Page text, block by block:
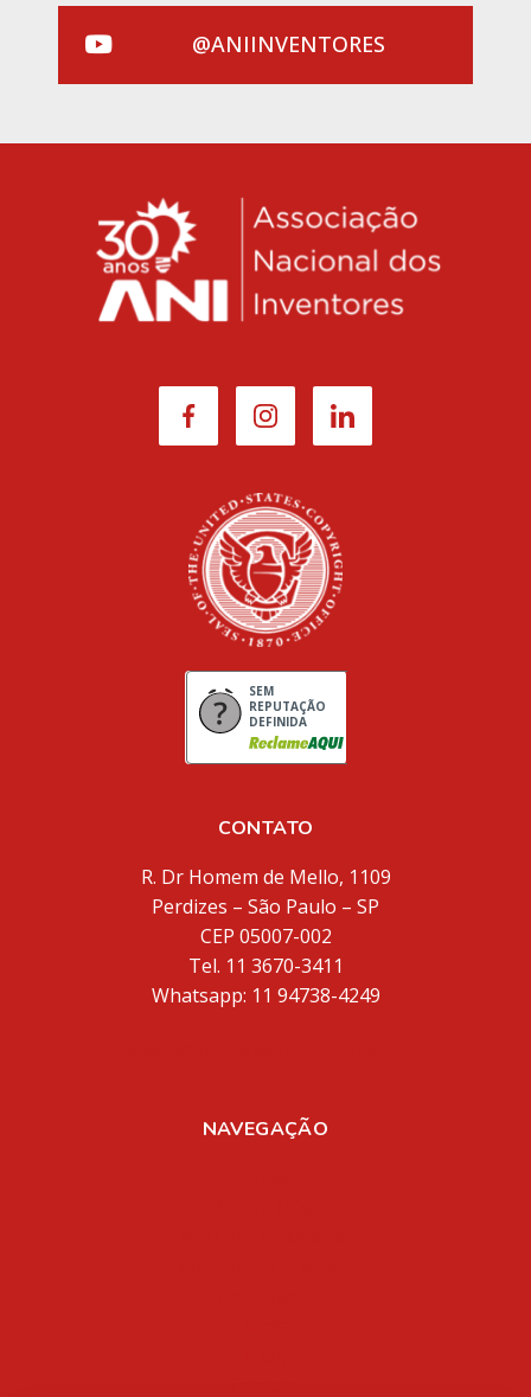
@ANIINVENTORES
SEM
REPUTAÇÃO
DEFINIDA
CONTATO
R. Dr Homem de Mello, 1109
Perdizes – São Paulo – SP
CEP 05007-002
Tel. 11 3670-3411
Whatsapp: 11 94738-4249
NAVEGAÇÃO